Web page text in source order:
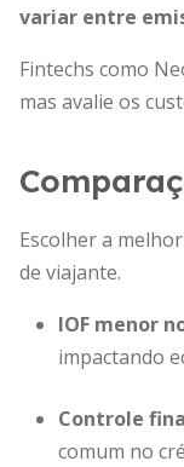
variar entre
Fintechs como
mas avalie os
Escolher a
de viajante.
IOF menor
impactando
Controle
comum no